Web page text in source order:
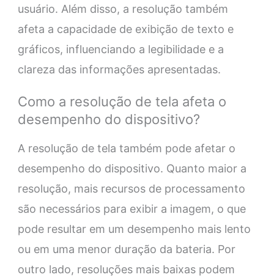
usuário. Além disso, a resolução também
afeta a capacidade de exibição de texto e
gráficos, influenciando a legibilidade e a
clareza das informações apresentadas.
Como a resolução de tela afeta o
desempenho do dispositivo?
A resolução de tela também pode afetar o
desempenho do dispositivo. Quanto maior a
resolução, mais recursos de processamento
são necessários para exibir a imagem, o que
pode resultar em um desempenho mais lento
ou em uma menor duração da bateria. Por
outro lado, resoluções mais baixas podem